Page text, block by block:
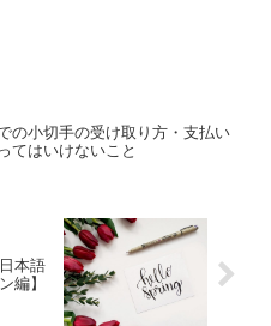
の小切手の受け取り方・支払い
てはいけないこと
本語
編】